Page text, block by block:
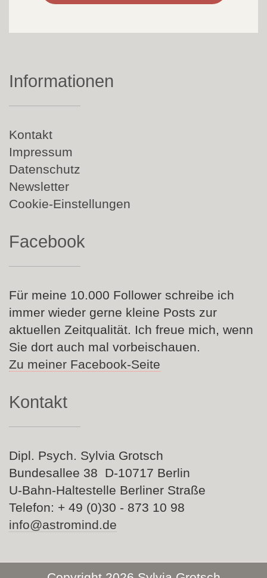
Informationen
Navigation
überspringen
Kontakt
Impressum
Datenschutz
Newsletter
Cookie-Einstellungen
Facebook
Für meine 10.000 Follower schreibe ich
immer wieder gerne kleine Posts zur
aktuellen Zeitqualität. Ich freue mich, wenn
Sie dort auch mal vorbeischauen.
Zu meiner Facebook-Seite
Kontakt
Dipl. Psych. Sylvia Grotsch
Bundesallee 38 D-10717 Berlin
U-Bahn-Haltestelle Berliner Straße
Telefon: + 49 (0)30 - 873 10 98
info@astromind.de